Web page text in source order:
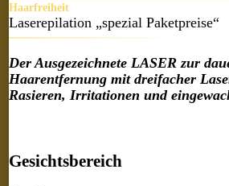
Haarfreiheit
Laserepilation „spezial Paketpreise“
Der Ausgezeichnete LASER zur
Haarentfernung mit dreifacher
Rasieren, Irritationen und
Gesichtsbereich